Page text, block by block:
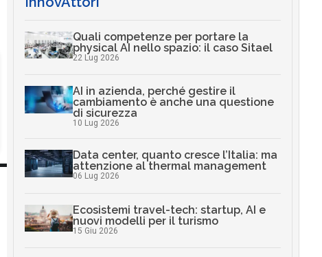
Quali competenze per portare la
physical AI nello spazio: il caso Sitael
22 Lug 2026
AI in azienda, perché gestire il
cambiamento è anche una questione
di sicurezza
10 Lug 2026
Data center, quanto cresce l’Italia: ma
attenzione al thermal management
06 Lug 2026
Ecosistemi travel-tech: startup, AI e
nuovi modelli per il turismo
15 Giu 2026